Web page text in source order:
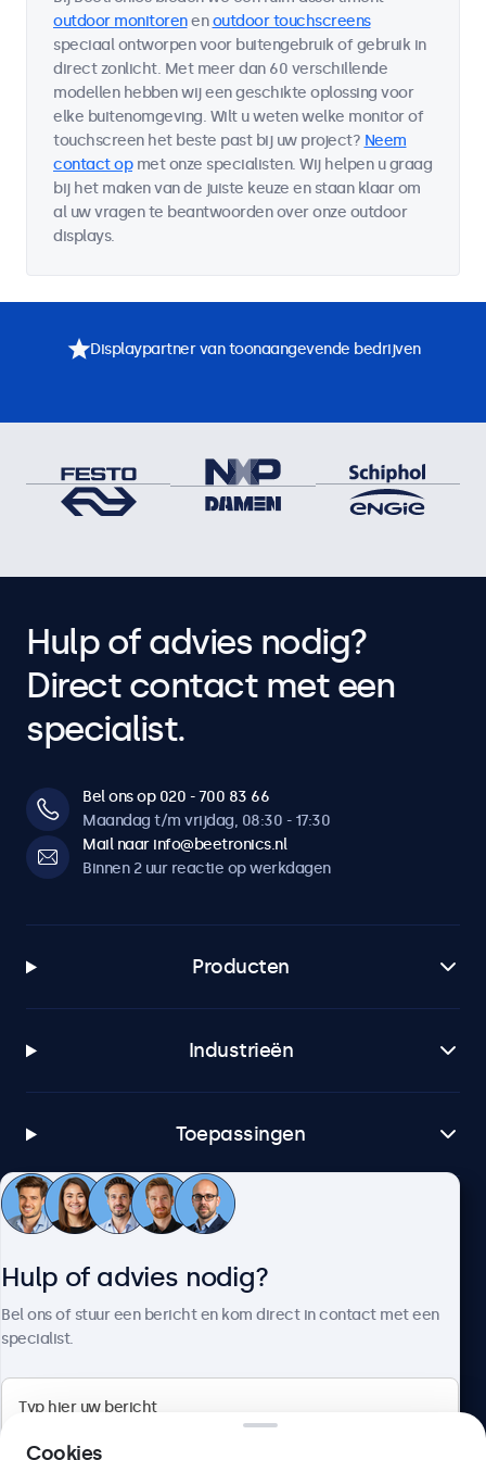
outdoor monitorenenoutdoor touchscreens
speciaal ontworpen voor buitengebruik of gebruik in
direct zonlicht. Met meer dan 60 verschillende
modellen hebben wij een geschikte oplossing voor
elke buitenomgeving. Wilt u weten welke monitor of
touchscreen het beste past bij uw project? Neem
contact opmet onze specialisten. Wij helpen u graag
bij het maken van de juiste keuze en staan klaar om
al uw vragen te beantwoorden over onze outdoor
displays.
Displaypartner van toonaangevende bedrijven
Hulp of advies nodig?
Direct contact met een
specialist.
Bel ons op 020 - 700 83 66
Maandag t/m vrijdag, 08:30 - 17:30
Mail naar info@beetronics.nl
Binnen 2 uur reactie op werkdagen
Producten
Industrieën
Toepassingen
Klantenservice
Hulp of advies nodig?
Bel ons of stuur een bericht en kom direct in contact met een
specialist.
Cookies